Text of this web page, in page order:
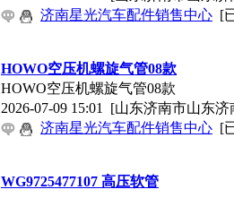
济南星光汽车配件销售中心 [
HOWO空压机螺旋气管08款
HOWO空压机螺旋气管08款
2026-07-09 15:01 [山东济南市山东
济南星光汽车配件销售中心 [
WG9725477107 高压软管